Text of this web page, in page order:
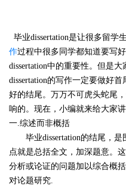
毕业dissertation是让很多留学
作过程中很多同学都知道要写
dissertation中的重要性。但是
dissertation的写作一定要做好
好的结尾。万万不可虎头蛇尾
响的。现在，小编就来给大家讲
一.综述而非概括
毕业dissertation的结尾，
点就是总括全文，加深题意。
分析或论证的问题加以综合概
对论题研究.